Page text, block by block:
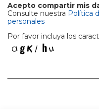
Acepto compartir mis
Consulte nuestra Política
personales
Por favor incluya los